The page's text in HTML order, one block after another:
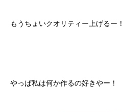
もうちょいクオリティー上げるー！
やっぱ私は何か作るの好きやー！